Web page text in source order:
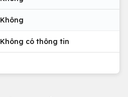
Không
Không có thông tin